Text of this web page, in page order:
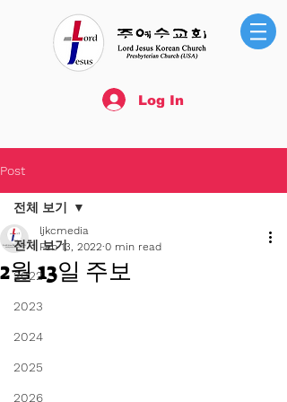
Log In
Post
전체 보기
2022
2023
2024
2025
2026
전체 보기
2월 13일 주보
ljkcmedia
Feb 13, 2022 0 min read